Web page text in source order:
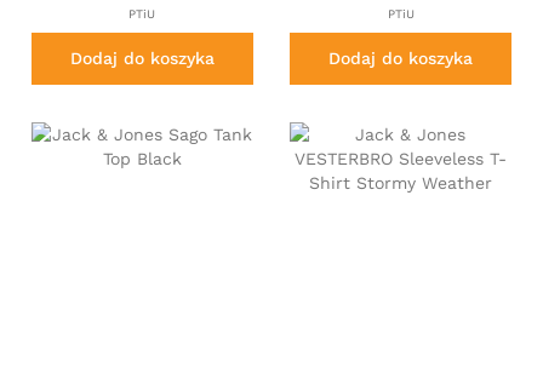
PTiU
Dodaj do koszyka
PTiU
Dodaj do koszyka